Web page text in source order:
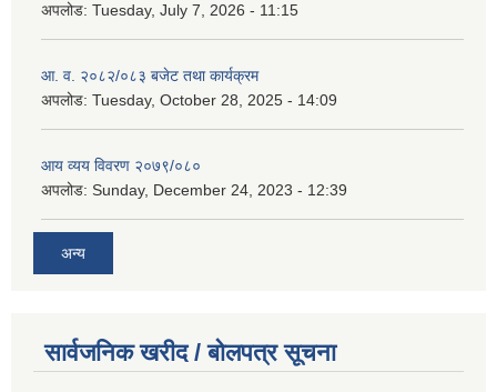
अपलोड: Tuesday, July 7, 2026 - 11:15
आ. व. २०८२/०८३ बजेट तथा कार्यक्रम
अपलोड: Tuesday, October 28, 2025 - 14:09
आय व्यय विवरण २०७९/०८०
अपलोड: Sunday, December 24, 2023 - 12:39
अन्य
सार्वजनिक खरीद / बोलपत्र सूचना